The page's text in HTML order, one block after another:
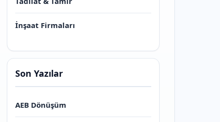
İnşaat Firmaları
Son Yazılar
AEB Dönüşüm